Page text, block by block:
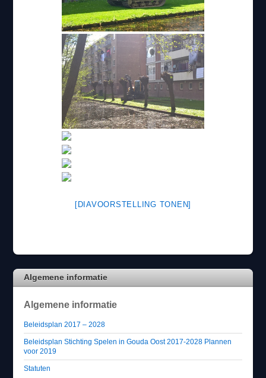
[DIAVOORSTELLING TONEN]
Algemene informatie
Algemene informatie
Beleidsplan 2017 – 2028
Beleidsplan Stichting Spelen in Gouda Oost 2017-2028 Plannen
voor 2019
Statuten